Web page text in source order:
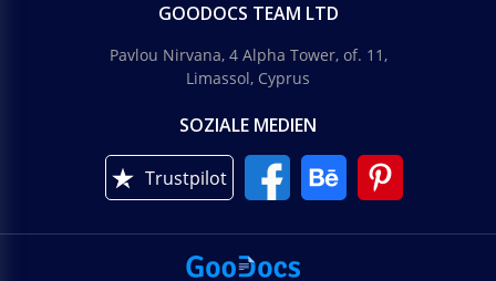
GOODOCS TEAM LTD
Pavlou Nirvana, 4 Alpha Tower, of. 11,
Limassol, Cyprus
SOZIALE MEDIEN
Trustpilot